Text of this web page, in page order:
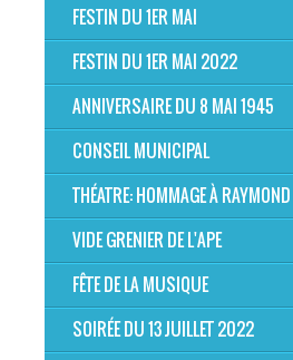
FESTIN DU 1ER MAI
FESTIN DU 1ER MAI 2022
ANNIVERSAIRE DU 8 MAI 1945
CONSEIL MUNICIPAL
THÉATRE: HOMMAGE À
VIDE GRENIER DE L'APE
FÊTE DE LA MUSIQUE
SOIRÉE DU 13 JUILLET 2022